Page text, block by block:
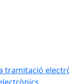
tramitació